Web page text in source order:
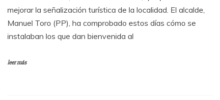
mejorar la señalización turística de la localidad. El alcalde,
Manuel Toro (PP), ha comprobado estos días cómo se
instalaban los que dan bienvenida al
leer más